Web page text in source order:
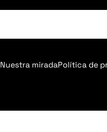
Nuestra miradaPolítica de